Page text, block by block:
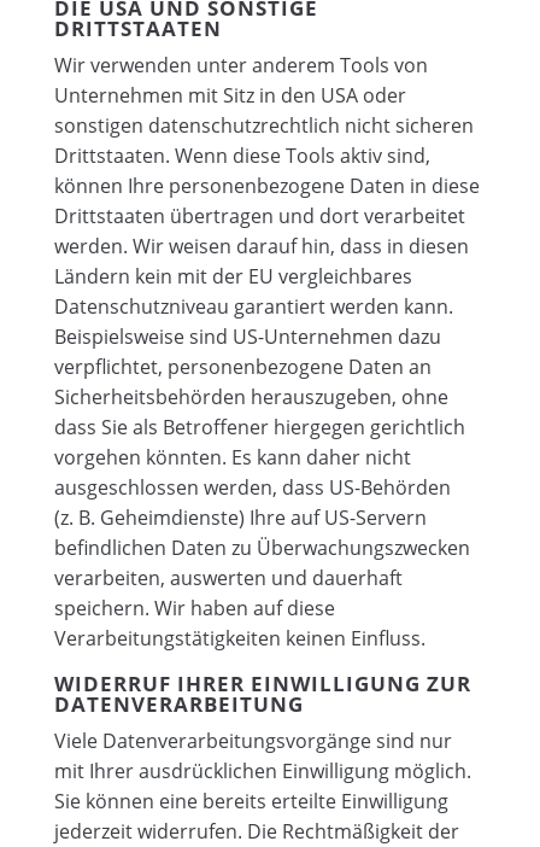
DIE USA UND SONSTIGE
DRITTSTAATEN
Wir verwenden unter anderem Tools von
Unternehmen mit Sitz in den USA oder
sonstigen datenschutzrechtlich nicht sicheren
Drittstaaten. Wenn diese Tools aktiv sind,
können Ihre personenbezogene Daten in diese
Drittstaaten übertragen und dort verarbeitet
werden. Wir weisen darauf hin, dass in diesen
Ländern kein mit der EU vergleichbares
Datenschutzniveau garantiert werden kann.
Beispielsweise sind US-Unternehmen dazu
verpflichtet, personenbezogene Daten an
Sicherheitsbehörden herauszugeben, ohne
dass Sie als Betroffener hiergegen gerichtlich
vorgehen könnten. Es kann daher nicht
ausgeschlossen werden, dass US-Behörden
(z. B. Geheimdienste) Ihre auf US-Servern
befindlichen Daten zu Überwachungszwecken
verarbeiten, auswerten und dauerhaft
speichern. Wir haben auf diese
Verarbeitungstätigkeiten keinen Einfluss.
WIDERRUF IHRER EINWILLIGUNG ZUR
DATENVERARBEITUNG
Viele Datenverarbeitungsvorgänge sind nur
mit Ihrer ausdrücklichen Einwilligung möglich.
Sie können eine bereits erteilte Einwilligung
jederzeit widerrufen. Die Rechtmäßigkeit der